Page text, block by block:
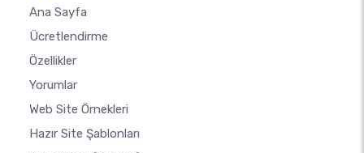
Ana Sayfa
Ücretlendirme
Özellikler
Yorumlar
Web Site Örnekleri
Hazır Site Şablonları